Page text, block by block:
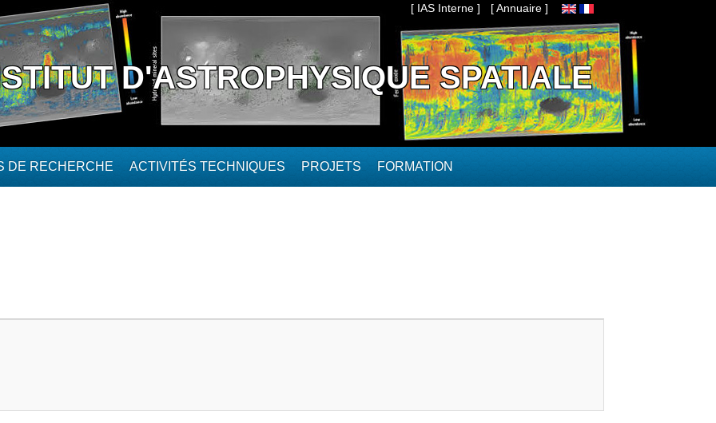
[ IAS Interne ] [ Annuaire ]
D'ASTROPHYSIQUE SPATIALE
DE RECHERCHE ACTIVITÉS TECHNIQUES PROJETS FORMATION